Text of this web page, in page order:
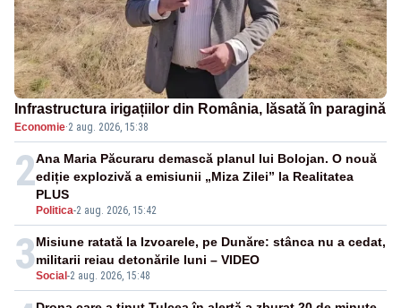
Infrastructura irigațiilor din România, lăsată în paragină
Economie·2 aug. 2026, 15:38
2
Politica-2 aug. 2026, 15:42
Ana Maria Păcuraru demască planul lui Bolojan. O nouă
ediție explozivă a emisiunii „Miza Zilei” la Realitatea
PLUS
3Social -2 aug. 2026, 15:48
Misiune ratată la Izvoarele, pe Dunăre: stânca nu a cedat,
militarii reiau detonările luni – VIDEO